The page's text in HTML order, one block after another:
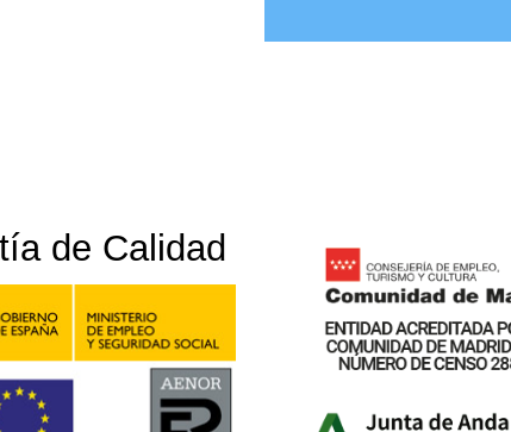
de Calidad